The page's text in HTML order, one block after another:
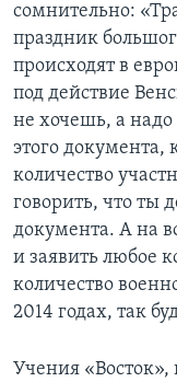
сомнительно:
праздник
происходят в
под действие
не хочешь, а надо
этого документа,
количество
говорить, что ты
документа. А на
и заявить любое
количество
2014 годах, так
Учения «Восток»,